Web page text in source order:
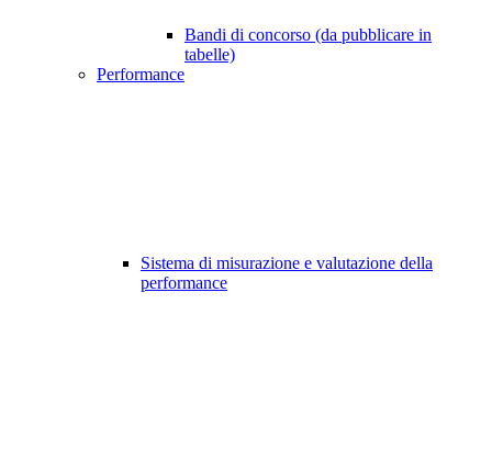
Bandi di concorso (da pubblicare in
tabelle)
Performance
Sistema di misurazione e valutazione della
performance